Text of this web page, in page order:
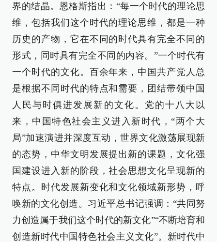
界的结晶。恩格斯指出：“每一个时代的理论思
维，包括我们这个时代的理论思维，都是一种
历史的产物，它在不同的时代具有完全不同的
形式，同时具有完全不同的内容。”一个时代有
一个时代的文化。百余年来，中国共产党人总
是根据不同时代的特点和需要，团结带领中国
人民与时俱进发展新的文化。党的十八大以
来，中国特色社会主义进入新时代，“两个大
局”加速演进并深度互动，世界文化激荡展现新
的态势，中华文明发展提出新的课题，文化强
国建设进入新的阶段，社会思想文化呈现新的
特点。时代发展新变化和文化领域新形势，呼
唤新的文化创造。习近平总书记强调：“共同努
力创造属于我们这个时代的新文化”“不断培育和
创造新时代中国特色社会主义文化”。新时代中